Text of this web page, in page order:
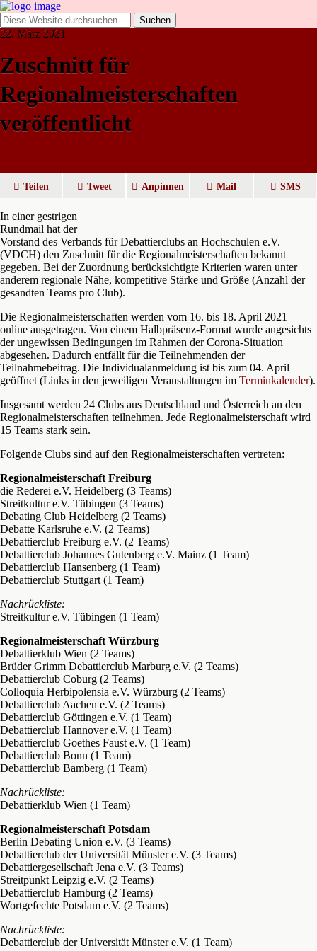
22. März 2021
Zuschnitt für
Regionalmeisterschaften
veröffentlicht
Teilen Tweet Anpinnen Mail SMS
In einer gestrigen
Rundmail hat der
Vorstand des Verbands für Debattierclubs an Hochschulen e.V.
(VDCH) den Zuschnitt für die Regionalmeisterschaften bekannt
gegeben. Bei der Zuordnung berücksichtigte Kriterien waren unter
anderem regionale Nähe, kompetitive Stärke und Größe (Anzahl der
gesandten Teams pro Club).
Die Regionalmeisterschaften werden vom 16. bis 18. April 2021
online ausgetragen. Von einem Halbpräsenz-Format wurde angesichts
der ungewissen Bedingungen im Rahmen der Corona-Situation
abgesehen. Dadurch entfällt für die Teilnehmenden der
Teilnahmebeitrag. Die Individualanmeldung ist bis zum 04. April
geöffnet (Links in den jeweiligen Veranstaltungen im Terminkalender).
Insgesamt werden 24 Clubs aus Deutschland und Österreich an den
Regionalmeisterschaften teilnehmen. Jede Regionalmeisterschaft wird
15 Teams stark sein.
Folgende Clubs sind auf den Regionalmeisterschaften vertreten:
Regionalmeisterschaft Freiburg
die Rederei e.V. Heidelberg (3 Teams)
Streitkultur e.V. Tübingen (3 Teams)
Debating Club Heidelberg (2 Teams)
Debatte Karlsruhe e.V. (2 Teams)
Debattierclub Freiburg e.V. (2 Teams)
Debattierclub Johannes Gutenberg e.V. Mainz (1 Team)
Debattierclub Hansenberg (1 Team)
Debattierclub Stuttgart (1 Team)
Nachrückliste:
Streitkultur e.V. Tübingen (1 Team)
Regionalmeisterschaft Würzburg
Debattierklub Wien (2 Teams)
Brüder Grimm Debattierclub Marburg e.V. (2 Teams)
Debattierclub Coburg (2 Teams)
Colloquia Herbipolensia e.V. Würzburg (2 Teams)
Debattierclub Aachen e.V. (2 Teams)
Debattierclub Göttingen e.V. (1 Team)
Debattierclub Hannover e.V. (1 Team)
Debattierclub Goethes Faust e.V. (1 Team)
Debattierclub Bonn (1 Team)
Debattierclub Bamberg (1 Team)
Nachrückliste:
Debattierklub Wien (1 Team)
Regionalmeisterschaft Potsdam
Berlin Debating Union e.V. (3 Teams)
Debattierclub der Universität Münster e.V. (3 Teams)
Debattiergesellschaft Jena e.V. (3 Teams)
Streitpunkt Leipzig e.V. (2 Teams)
Debattierclub Hamburg (2 Teams)
Wortgefechte Potsdam e.V. (2 Teams)
Nachrückliste:
Debattierclub der Universität Münster e.V. (1 Team)